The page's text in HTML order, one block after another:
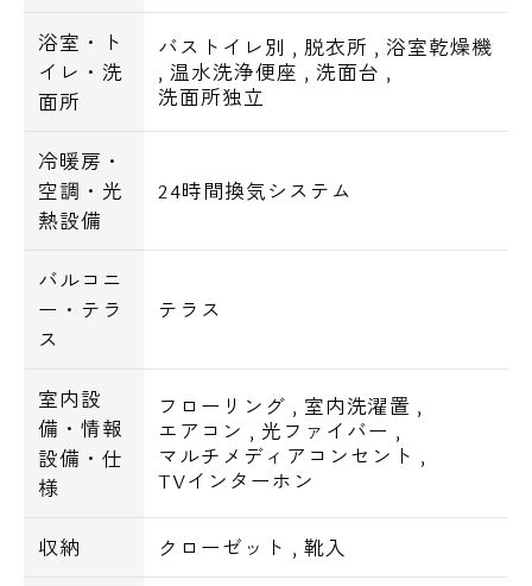
浴室・ト
イレ・洗
面所
バストイレ別 , 脱衣所 , 浴室乾燥機
,温水洗浄便座 , 洗面台 ,
洗面所独立
冷暖房・
空調・光
熱設備
24時間換気システム
バルコニ
ー・テラ
ス
テラス
室内設
備・情報
設備・仕
様
フローリング , 室内洗濯置 ,
エアコン , 光ファイバー ,
マルチメディアコンセント ,
TVインターホン
収納 クローゼット , 靴入